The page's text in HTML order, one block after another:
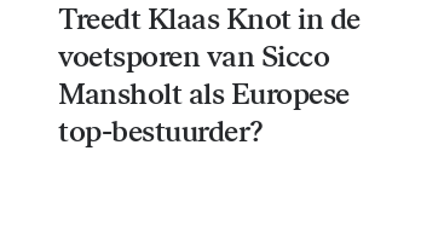
Treedt Klaas Knot in de
voetsporen van Sicco
Mansholt als Europese
top-bestuurder?